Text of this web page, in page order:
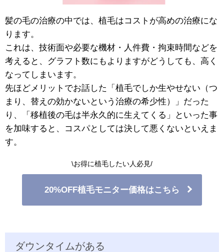
髪の毛の治療の中では、植毛はコストが高めの治療にな
ります。
これは、技術面や必要な機材・人件費・拘束時間などを
考えると、グラフト数にもよりますがどうしても、高く
なってしまいます。
先ほどメリットでお話した「植毛でしか生やせない（つ
まり、替えの効かないという治療の希少性）」だった
り、「移植後の毛は半永久的に生えてくる」といった事
を加味すると、コスパとしては決して悪くないといえま
す。
\お得に植毛したい人必見/
20%OFF植毛モニター価格はこちら
ダウンタイムがある